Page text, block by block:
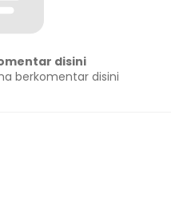
disini
berkomentar disini